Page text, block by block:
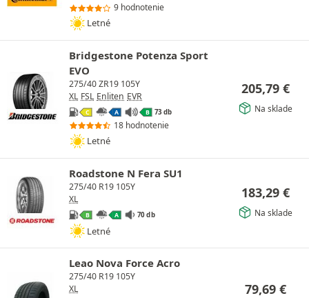
9 hodnotenie
Letné
Bridgestone Potenza Sport
EVO
275/40 ZR19 105Y
XL FSL Enliten EVR
C A B 73 db
18 hodnotenie
Letné
205,79 €
Na sklade
Roadstone N Fera SU1
275/40 R19 105Y
XL
B A 70 db
Letné
183,29 €
Na sklade
Leao Nova Force Acro
275/40 R19 105Y
XL
79,69 €